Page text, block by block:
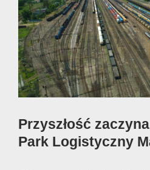
Image
Przyszłość
Park Logistyczny